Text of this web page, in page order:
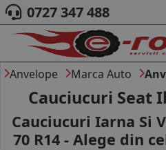
ACASA
DESPRE NOI
ANVELOPE
AUTO
CAMION
MOTO
0727 347 488
Anvelope Marca Auto
Cauciucuri Seat
Cauciucuri Iarna Si
70 R14 - Alege din